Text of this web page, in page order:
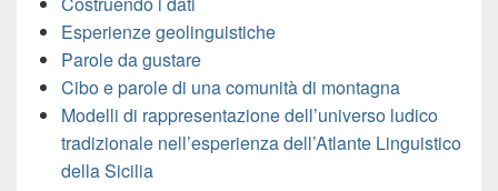
Esperienze geolinguistiche
Parole da gustare
Cibo e parole di una comunità di montagna
Modelli di rappresentazione dell’universo ludico
tradizionale nell’esperienza dell’Atlante Linguistico
della Sicilia